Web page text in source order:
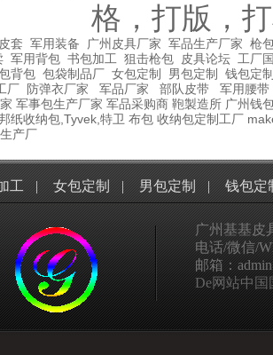
格，打版，
套 军用装备 广州皮具厂家 军品生产厂家 枪
军用背包 书包加工 狙击枪包 皮具论坛 工厂
背包 包袋制品厂 女包定制 男包定制
钱包定
厂 防弹衣厂家 军品厂家 部队皮带
军用腰带
军事包生产厂家 军品采购商 鞄製造所 广州钱
纸收纳包,Tyvek,特卫 布包 收纳包定制工厂
产厂
工 | 女包定制 | 男包定制 | 钱包定
广州基基皮
电话/微信/
邮箱：
De网站中国